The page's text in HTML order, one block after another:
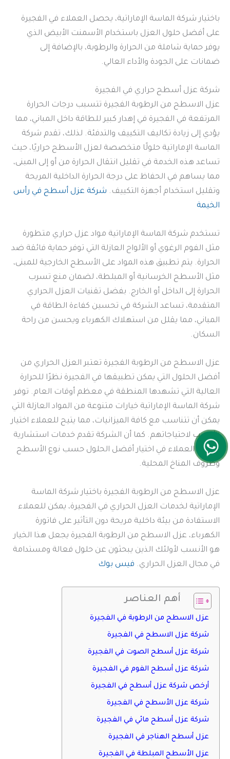
باختيار شركة الماسة الإماراتية، يحصل العملاء في الفجيرة
على أفضل حلول العزل باستخدام الأسمنت الأبيض الذي
يوفر حماية شاملة من الحرارة والرطوبة، بالإضافة إلى
ضمانات على الجودة والأداء العالي.
شركة عزل أسطح حراري في الفجيرة
عزل الاسطح من الرطوبة الفجيرة تتسبب درجات الحرارة
المرتفعة في الفجيرة في إهدار كبير للطاقة داخل المباني، مما
يؤدي إلى زيادة تكاليف التكييف والتدفئة. لذلك، تقدم شركة
الماسة الإماراتية حلولًا متخصصة لعزل الأسطح حراريًا، حيث
تساعد هذه الخدمة في تقليل انتقال الحرارة من أو إلى المبنى،
مما يساهم في الحفاظ على درجة الحرارة الداخلية المريحة
وتقليل استخدام أجهزة التكييف. شركة عزل أسطح في رأس
الخيمة
تستخدم شركة الماسة الإماراتية مواد عزل حراري متطورة
مثل الفوم الرغوي أو الألواح العازلة التي توفر حماية فائقة ضد
الحرارة. يتم تطبيق هذه المواد على الأسطح الخارجية للمبنى،
مثل الأسطح الخرسانية أو المبلطة، لضمان منع تسرب
الحرارة إلى الداخل أو الخارج. بفضل تقنيات العزل الحراري
المتقدمة، تساعد الشركة في تحسين كفاءة الطاقة في
المباني، مما يقلل من استهلاك الكهرباء ويحسن من راحة
السكان.
عزل الاسطح من الرطوبة الفجيرة تعتبر العزل الحراري من
أفضل الحلول التي يمكن تطبيقها في الفجيرة نظرًا للحرارة
العالية التي تشهدها المنطقة في معظم أوقات العام. توفر
شركة الماسة الإماراتية خيارات متنوعة من المواد العازلة التي
يمكن أن تتناسب مع كافة الميزانيات، مما يتيح للعملاء اختيار
الأنسب لاحتياجاتهم. كما أن الشركة تقدم خدمات استشارية
لتوجيه العملاء في اختيار أفضل الحلول حسب نوع الأسطح
وظروف المناخ المحلية.
عزل الاسطح من الرطوبة الفجيرة باختيار شركة الماسة
الإماراتية لخدمات العزل الحراري في الفجيرة، يمكن للعملاء
الاستفادة من بيئة داخلية مريحة دون التأثير على فاتورة
الكهرباء، عزل الاسطح من الرطوبة الفجيرة يجعل هذا الخيار
هو الأنسب لأولئك الذين يبحثون عن حلول فعالة ومستدامة
في مجال العزل الحراري. فيس بوك
أهم العناصر
عزل الاسطح من الرطوبة في الفجيرة
شركة عزل الاسطح في الفجيرة
شركة عزل أسطح الصوت في الفجيرة
شركة عزل أسطح الفوم في الفجيرة
أرخص شركة عزل أسطح في الفجيرة
شركة عزل الأسطح في الفجيرة
شركة عزل أسطح مائي في الفجيرة
عزل أسطح الهناجر في الفجيرة
عزل الأسطح المبلطة في الفجيرة